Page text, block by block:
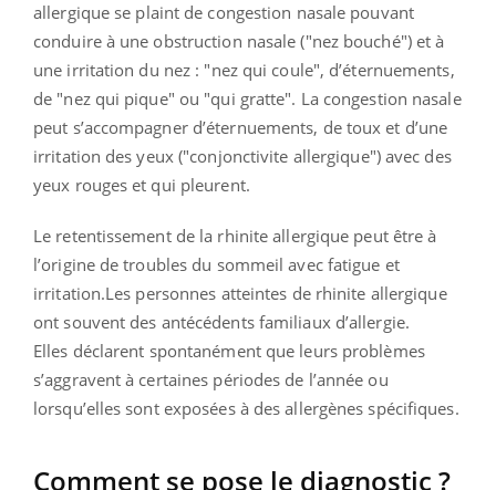
allergique se plaint de congestion nasale pouvant
conduire à une obstruction nasale ("nez bouché") et à
une irritation du nez : "nez qui coule", d’éternuements,
de "nez qui pique" ou "qui gratte". La congestion nasale
peut s’accompagner d’éternuements, de toux et d’une
irritation des yeux ("conjonctivite allergique") avec des
yeux rouges et qui pleurent.
Le retentissement de la rhinite allergique peut être à
l’origine de troubles du sommeil avec fatigue et
irritation.Les personnes atteintes de rhinite allergique
ont souvent des antécédents familiaux d’allergie.
Elles déclarent spontanément que leurs problèmes
s’aggravent à certaines périodes de l’année ou
lorsqu’elles sont exposées à des allergènes spécifiques.
Comment se pose le diagnostic ?